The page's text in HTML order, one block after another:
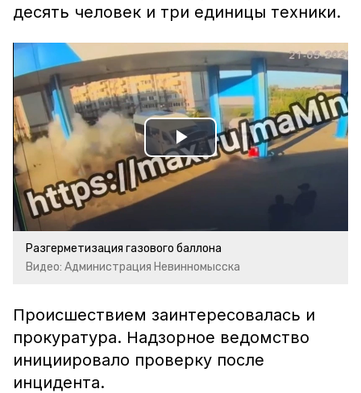
десять человек и три единицы техники.
Play
Video
Разгерметизация газового баллона
Видео: Администрация Невинномысска
Происшествием заинтересовалась и
прокуратура. Надзорное ведомство
инициировало проверку после
инцидента.